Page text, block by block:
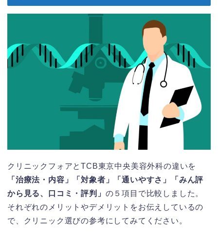
クリニックフォアとTCB東京中央美容外科の違いを
「治療法・内容」「対象者」「通いやすさ」「みん評
から見る、口コミ・評判」 の５項目で比較しました。
それぞれのメリットやデメリットをお伝えしているの
で、クリニック選びの参考にしてみてください。